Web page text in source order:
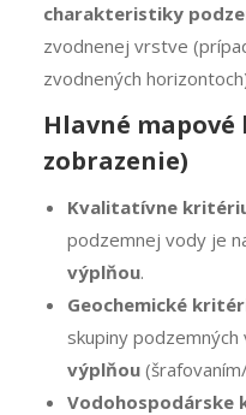
charakteristiky
zvodnenej vrstve
zvodnených
Hlavné
zobrazenie)
Kvalitatívne
podzemnej vody je
výplňou.
Geochemické
skupiny
výplňou
Vodohospodárske